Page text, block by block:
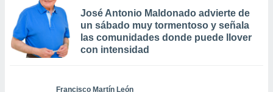
José Antonio Maldonado advierte de
un sábado muy tormentoso y señala
las comunidades donde puede llover
con intensidad
Francisco Martín León